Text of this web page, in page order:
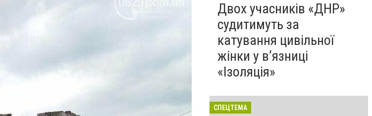
Двох учасників «ДНР»
судитимуть за
катування цивільної
жінки у в’язниці
«Ізоляція»
СПЕЦТЕМА